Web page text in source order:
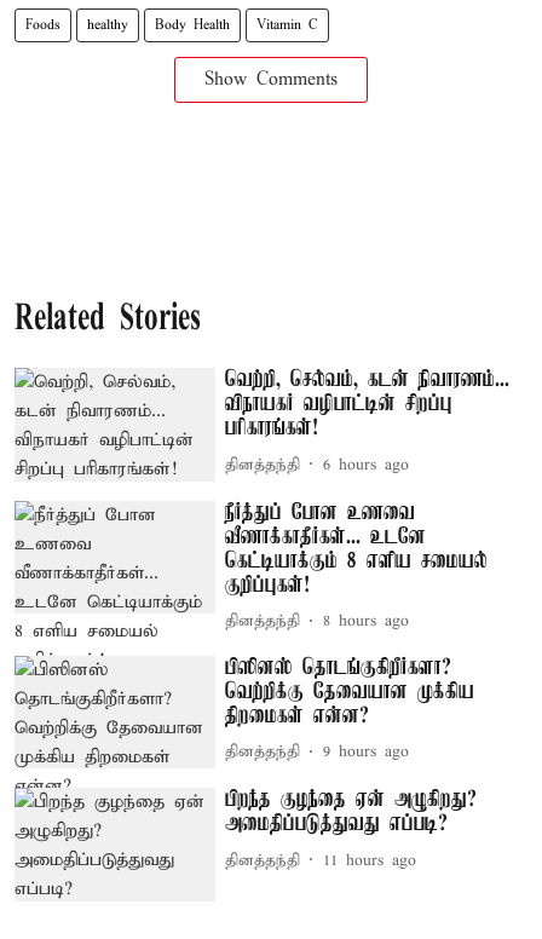
Foods healthy Body Health Vitamin C
Show Comments
Related Stories
வெற்றி, செல்வம், கடன் நிவாரணம்...
விநாயகர் வழிபாட்டின் சிறப்பு
பரிகாரங்கள்!
தினத்தந்தி 6 hours ago
நீர்த்துப் போன உணவை
வீணாக்காதீர்கள்... உடனே
கெட்டியாக்கும் 8 எளிய சமையல்
குறிப்புகள்!
தினத்தந்தி 8 hours ago
பிஸினஸ் தொடங்குகிறீர்களா?
வெற்றிக்கு தேவையான முக்கிய
திறமைகள் என்ன?
தினத்தந்தி 9 hours ago
பிறந்த குழந்தை ஏன் அழுகிறது?
அமைதிப்படுத்துவது எப்படி?
தினத்தந்தி 11 hours ago